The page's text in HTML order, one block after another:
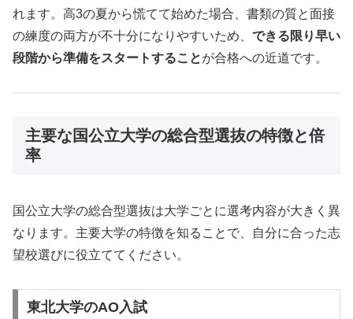
れます。高3の夏から慌てて始めた場合、書類の質と面接
の練度の両方が不十分になりやすいため、 できる限り早い
段階から準備をスタートすることが合格への近道です。
主要な国公立大学の総合型選抜の特徴と倍
率
国公立大学の総合型選抜は大学ごとに選考内容が大きく異
なります。主要大学の特徴を知ることで、自分に合った志
望校選びに役立ててください。
東北大学のAO入試